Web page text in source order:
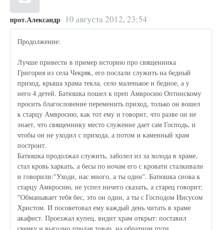
прот.Александр 10 августа 2012, 23:54
Продолжение:
Лучше привести в пример историю про священника
Григория из села Чекряк, его послали служить на бедный
приход, крыша храма текла, село маленькое и бедное, а у
него 4 детей. Батюшка пошел к преп Амвросию Оптинскому
просить благословение переменить приход, только он вошел
к старцу Амвросию, как тот ему и говорит, что разве он не
знает, что священнику место служение дает сам Господь, и
чтобы он не уходил с прихода, а потом и каменный храм
построит.
Батюшка продолжал служить, заболел из за холода в храме,
стал кровь харкать, а бесы по ночам его с кровати сталкивали
и говорили:"Уходи, нас много, а ты один". Батюшка снова к
старцу Амвросию, не успел ничего сказать, а старец говорит:
"Обманывает тебя бес, это он один, а ты с Господом Иисусом
Христом. И посоветовал ему каждый день читать в храме
акафист. Проезжал купец, видит храм открыт: поставил